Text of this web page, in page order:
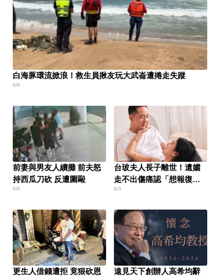
白海豚環流掀浪！救生員揪友玩大武崙遭捲走失蹤
8/6
前妻與男友人續攤 前夫怒
持西瓜刀砍 反遭圍毆
8/6
台玻夫人長子離世！遺孀
走不出傷痛認「想報復」
心聲曝
8/3
更生人借錢遭拒 竟狠砍恩
遠見天下創辦人高希均辭